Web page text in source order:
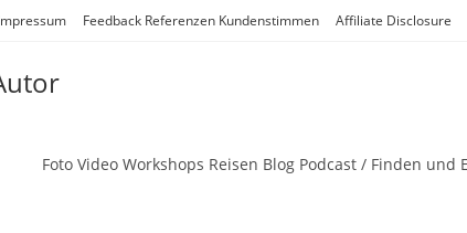
Feedback Referenzen Kundenstimmen Affiliate Disclosure
Foto Video Workshops Reisen Blog Podcast / Finden